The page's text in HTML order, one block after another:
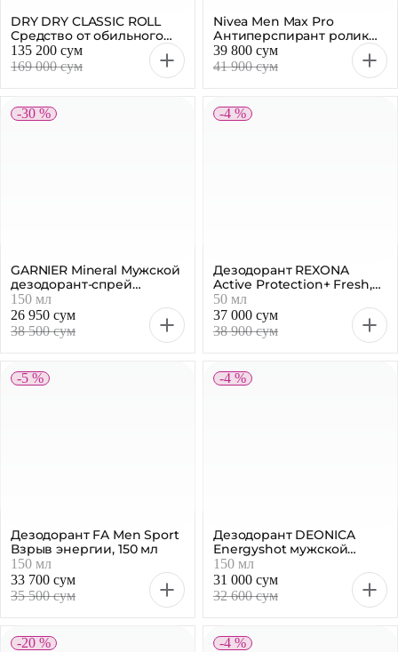
DRY DRY CLASSIC ROLL
Средство от обильного
потоотделения 35мл
135 200 сум
169 000 сум
Nivea Men Max Pro
Антиперспирант ролик
Черное и Белое 50мл
39 800 сум
41 900 сум
-30 %
GARNIER Mineral Мужской
дезодорант-спрей
Магний, 150 мл
150 мл
26 950 сум
38 500 сум
-4 %
Дезодорант REXONA
Active Protection+ Fresh,
50 мл
50 мл
37 000 сум
38 900 сум
-5 %
Дезодорант FA Men Sport
Взрыв энергии, 150 мл
150 мл
33 700 сум
35 500 сум
-4 %
Дезодорант DEONICA
Energyshot мужской
спрей, 150 мл
150 мл
31 000 сум
32 600 сум
-20 % -4 %